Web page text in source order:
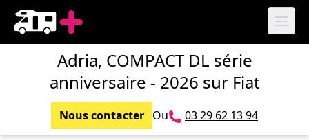
Adria, COMPACT DL série
anniversaire - 2026 sur Fiat
Nous contacter Ou 03 29 62 13 94